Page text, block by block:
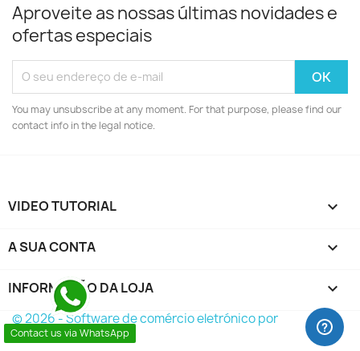
Aproveite as nossas últimas novidades e
ofertas especiais
You may unsubscribe at any moment. For that purpose, please find our
contact info in the legal notice.
VIDEO TUTORIAL 
A SUA CONTA 
INFORMAÇÃO DA LOJA keyboard_arrow_down
Contact us via WhatsApp
© 2026 - Software de comércio eletrónico por
PrestaShop™